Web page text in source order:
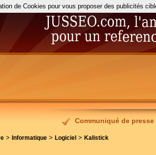
Communiqué de presse
> Informatique > Logiciel > Kalistick
de Cookies pour vous proposer des publicités